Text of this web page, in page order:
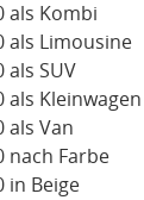
als Kombi
als Limousine
als SUV
als Kleinwagen
als Van
nach Farbe
in Beige